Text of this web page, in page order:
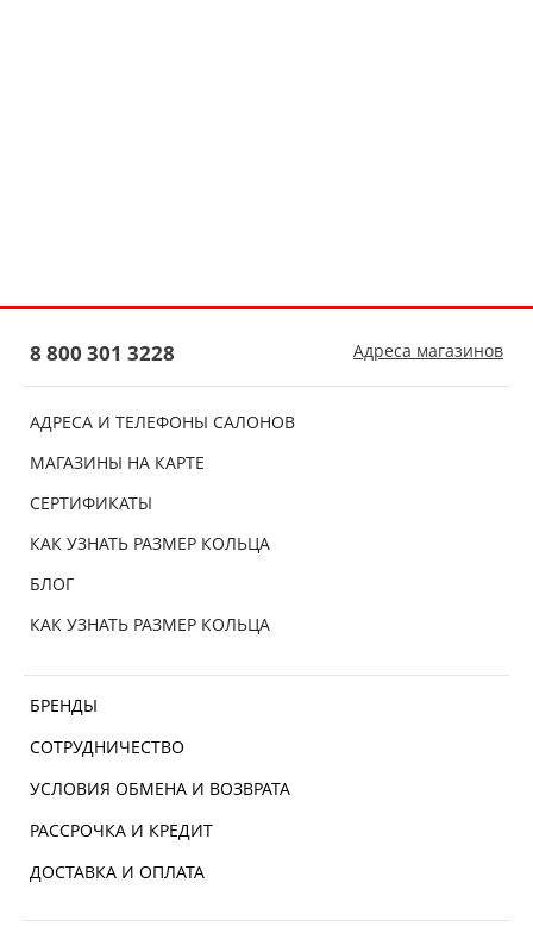
АДРЕСА И ТЕЛЕФОНЫ САЛОНОВ
МАГАЗИНЫ НА КАРТЕ
СЕРТИФИКАТЫ
КАК УЗНАТЬ РАЗМЕР КОЛЬЦА
БЛОГ
КАК УЗНАТЬ РАЗМЕР КОЛЬЦА
БРЕНДЫ
СОТРУДНИЧЕСТВО
УСЛОВИЯ ОБМЕНА И ВОЗВРАТА
РАССРОЧКА И КРЕДИТ
ДОСТАВКА И ОПЛАТА
8 800 301 3228 Адреса магазинов